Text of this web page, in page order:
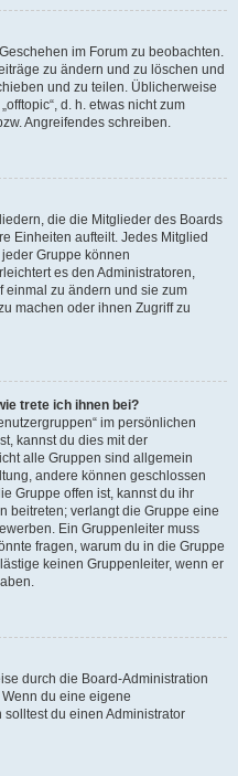
im Forum zu beobachten.
zu ändern und zu löschen und
und zu teilen. Üblicherweise
d. h. etwas nicht zum
Angreifendes schreiben.
die die Mitglieder des Boards
Einheiten aufteilt. Jedes Mitglied
Gruppe können
es den Administratoren,
einmal zu ändern und sie zum
machen oder ihnen Zugriff zu
trete ich ihnen bei?
im persönlichen
kannst du dies mit der
alle Gruppen sind allgemein
andere können geschlossen
Gruppe offen ist, kannst du ihr
beitreten; verlangt die Gruppe eine
Ein Gruppenleiter muss
fragen, warum du in die Gruppe
keinen Gruppenleiter, wenn er
durch die Board-Administration
du eine eigene
du einen Administrator